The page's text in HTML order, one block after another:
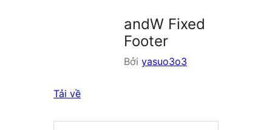
andW Fixed
Footer
Bởi yasuo3o3
Tải về